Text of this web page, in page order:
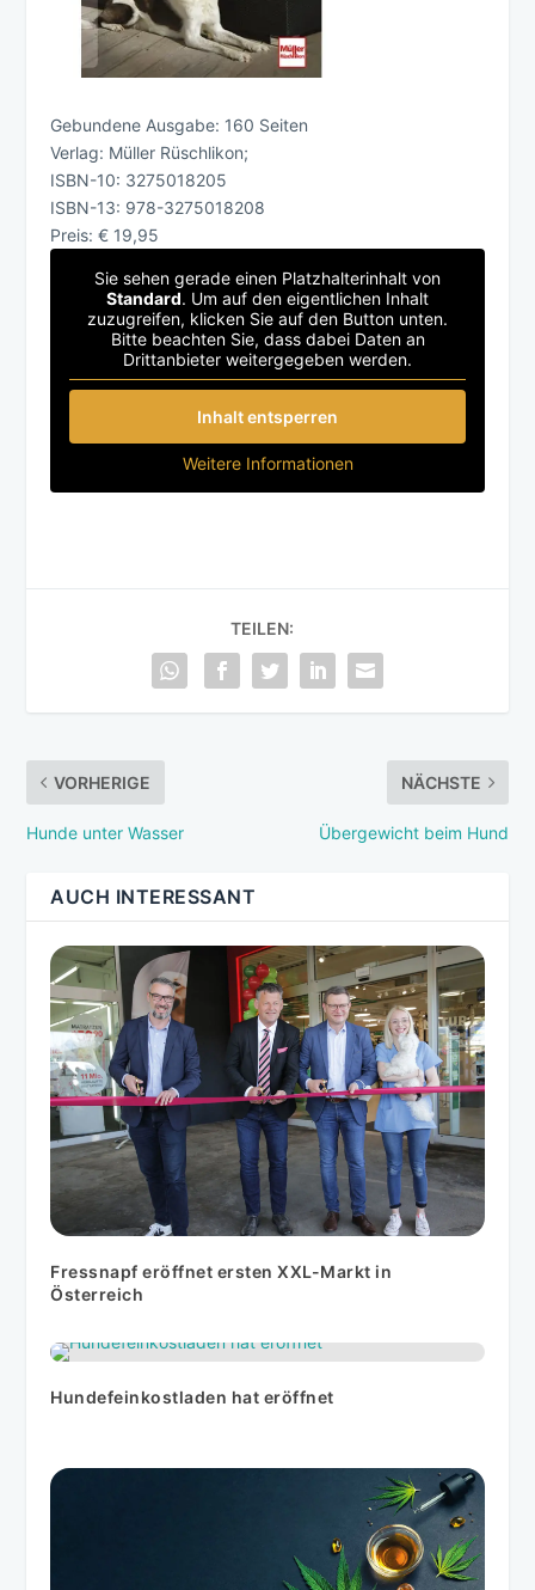
Gebundene Ausgabe: 160 Seiten
Verlag: Müller Rüschlikon;
ISBN-10: 3275018205
ISBN-13: 978-3275018208
Preis: € 19,95
Sie sehen gerade einen Platzhalterinhalt von
Standard. Um auf den eigentlichen Inhalt
zuzugreifen, klicken Sie auf den Button unten.
Bitte beachten Sie, dass dabei Daten an
Drittanbieter weitergegeben werden.
Inhalt entsperren
Weitere Informationen
TEILEN:
VORHERIGE
Hunde unter Wasser
NÄCHSTE
Übergewicht beim Hund
AUCH INTERESSANT
Fressnapf eröffnet ersten XXL-Markt in
Österreich
Hundefeinkostladen hat eröffnet